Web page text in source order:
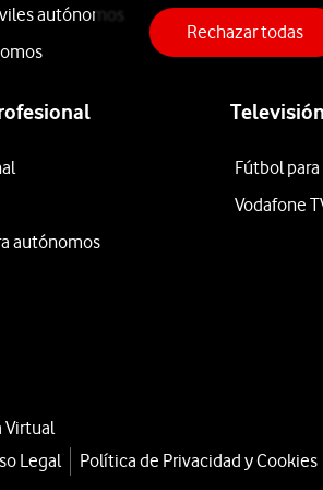
autónomos
autónomos
Virtual
Televisión
Fútbol
Vodafone
Legal Política de Privacidad y Cookies
Rechazar todas